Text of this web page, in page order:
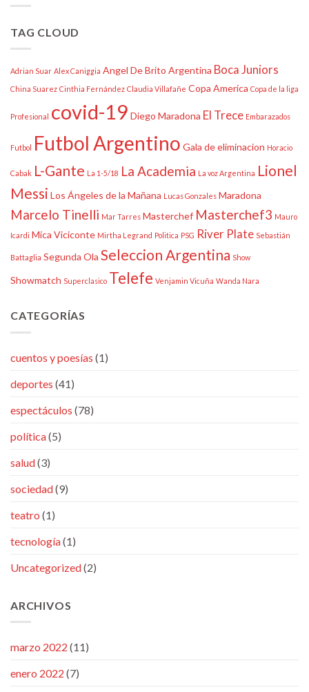
TAG CLOUD
Adrian Suar Alex Caniggia Angel De Brito Argentina Boca Juniors
China Suarez Cinthia Fernández Claudia Villafañe Copa America Copa de la liga
Profesional covid-19 Diego Maradona El Trece Embarazados
Futbol Futbol Argentino Gala de eliminacion Horacio
Cabak L-Gante La 1-5/18 La Academia La voz Argentina Lionel
Messi Los Ángeles de la Mañana Lucas Gonzales Maradona
Marcelo Tinelli Mar Tarres Masterchef Masterchef3 Mauro
Icardi Mica Viciconte Mirtha Legrand Politica PSG River Plate Sebastián
Battaglia Segunda Ola Seleccion Argentina Show
Showmatch Superclasico Telefe Venjamin Vicuña Wanda Nara
CATEGORÍAS
cuentos y poesías (1)
deportes (41)
espectáculos (78)
política(5)
salud(3)
sociedad(9)
teatro (1)
tecnología(1)
Uncategorized(2)
ARCHIVOS
marzo 2022 (11)
enero 2022 (7)